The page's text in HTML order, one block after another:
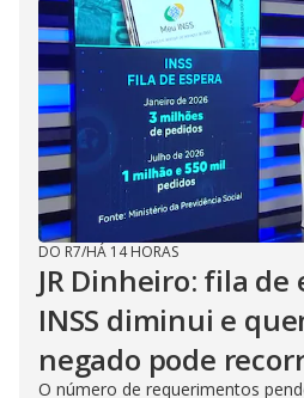
DO R7/HÁ 14 HORAS
JR Dinheiro: fila de
INSS diminui e
negado pode
O número de requerimentos